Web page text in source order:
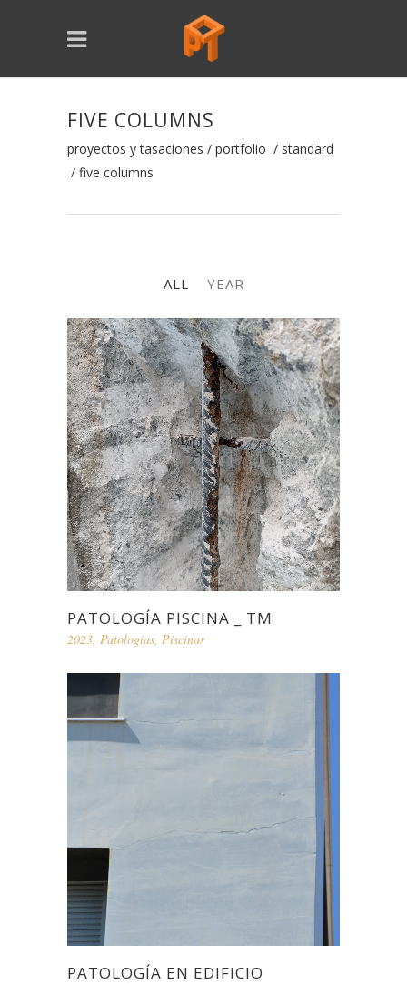
FIVE COLUMNS
proyectos y tasaciones / portfolio / standard
/ five columns
ALL YEAR
PATOLOGÍA PISCINA _ TM
2023, Patologías, Piscinas
PATOLOGÍA EN EDIFICIO